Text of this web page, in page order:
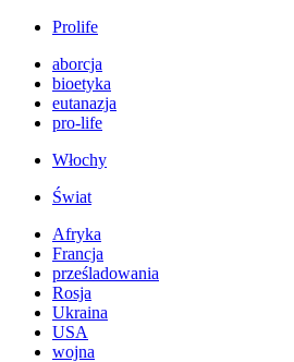
Prolife
aborcja
bioetyka
eutanazja
pro-life
Włochy
Świat
Afryka
Francja
prześladowania
Rosja
Ukraina
USA
wojna